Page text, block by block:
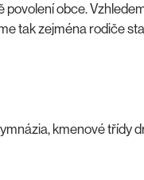
povolení obce.
tak zejména rodiče
kmenové třídy